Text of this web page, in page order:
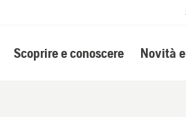
Scoprire e conoscere Novità